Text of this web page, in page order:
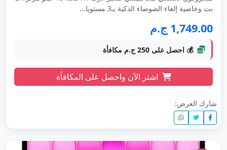
بت وخاصية إلغاء الضوضاء الذكية بـ3 مستويا...
1,749.00 ج.م
💰 احصل على 250 ج.م مكافأة
اشتر الآن واحصل على المكافأة
شارك العرض: